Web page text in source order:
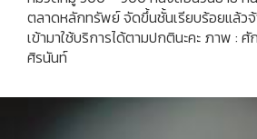
ตลาดหลักทรัพย์ จัดขึ้นชั้นเรียบร้อยแล้วจ้
เข้ามาใช้บริการได้ตามปกตินะคะ ภาพ :
ศิรนันท์